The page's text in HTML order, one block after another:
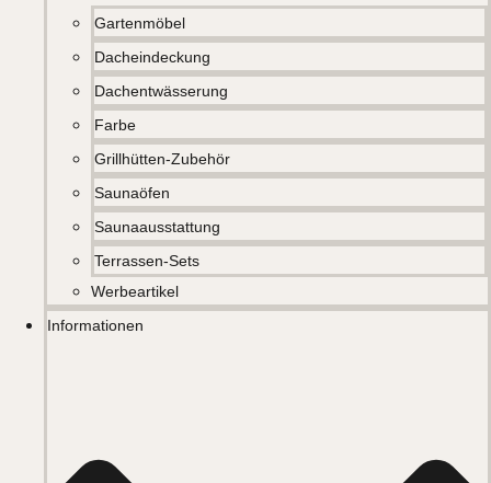
Gartenmöbel
Dacheindeckung
Dachentwässerung
Farbe
Grillhütten-Zubehör
Saunaöfen
Saunaausstattung
Terrassen-Sets
Werbeartikel
Informationen